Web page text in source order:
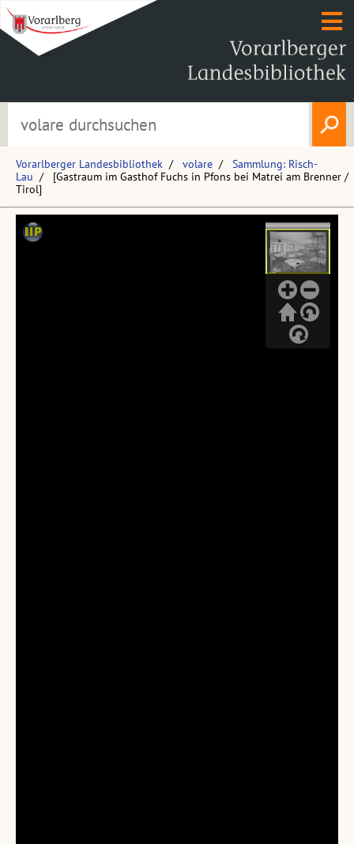
Vorarlberger Landesbibliothek volare
Sammlung: Risch-
Lau
[Gastraum im Gasthof Fuchs in Pfons bei Matrei am Brenner /
Tirol]